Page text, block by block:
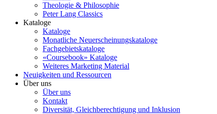
Theologie & Philosophie
Peter Lang Classics
Kataloge
Kataloge
Monatliche Neuerscheinungskataloge
Fachgebietskataloge
«Coursebook» Kataloge
Weiteres Marketing Material
Neuigkeiten und Ressourcen
Über uns
Über uns
Kontakt
Diversität, Gleichberechtigung und Inklusion